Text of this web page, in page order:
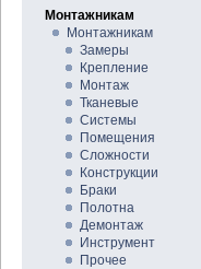
Монтажникам
Монтажникам
Замеры
Крепление
Монтаж
Тканевые
Системы
Помещения
Сложности
Конструкции
Браки
Полотна
Демонтаж
Инструмент
Прочее